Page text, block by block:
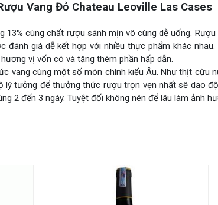
Vang Đỏ Chateau Leoville Las Cases
13% cùng chất rượu sánh mịn vô cùng dễ uống.
đánh giá dễ kết hợp với nhiều thực phẩm khác
vị vốn có và tăng thêm phần hấp dẫn.
vang cùng một số món chính kiểu Âu. Như thịt cừu
lý tưởng để thưởng thức rượu trọn vẹn nhất sẽ dao
2 đến 3 ngày. Tuyệt đối không nên để lâu làm ảnh